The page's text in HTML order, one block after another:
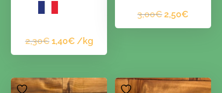
2,30€ Le
1,40€Le
/kg
3,00€ Le
2,50€Le